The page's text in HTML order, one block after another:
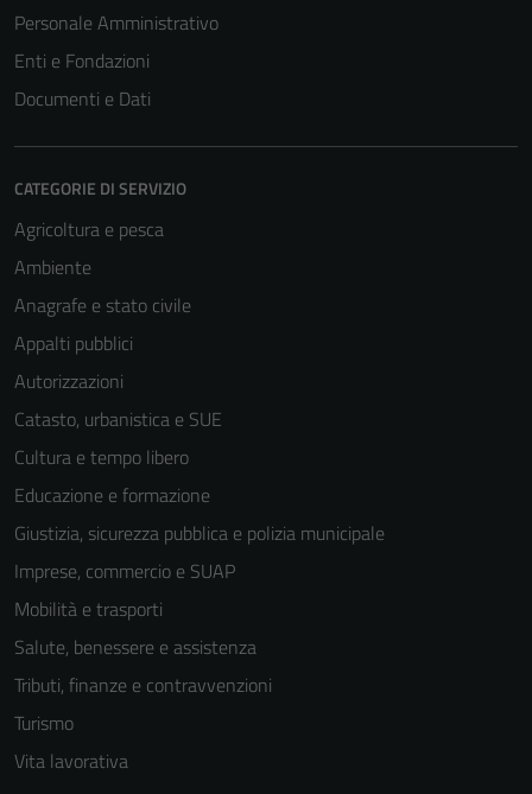
Personale Amministrativo
Enti e Fondazioni
Documenti e Dati
CATEGORIE DI SERVIZIO
Agricoltura e pesca
Ambiente
Anagrafe e stato civile
Appalti pubblici
Autorizzazioni
Catasto, urbanistica e SUE
Cultura e tempo libero
Educazione e formazione
Giustizia, sicurezza pubblica e polizia municipale
Imprese, commercio e SUAP
Mobilità e trasporti
Salute, benessere e assistenza
Tributi, finanze e contravvenzioni
Turismo
Vita lavorativa
Questi cookie